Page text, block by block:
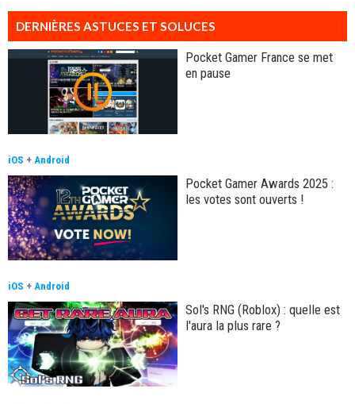
DERNIÈRES ASTUCES ET SOLUCES
Pocket Gamer France se met
en pause
iOS + Android
Pocket Gamer Awards 2025 :
les votes sont ouverts !
iOS + Android
Sol's RNG (Roblox) : quelle est
l'aura la plus rare ?